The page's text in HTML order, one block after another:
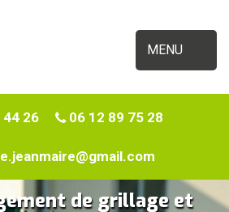
MENU
26 06 12 89 75 28
de grillage et